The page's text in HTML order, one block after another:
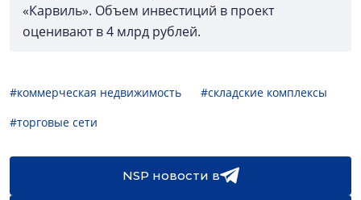
«Карвиль». Объем инвестиций в проект
оценивают в 4 млрд рублей.
#коммерческая недвижимость
#складские комплексы
#торговые сети
NSP новости в